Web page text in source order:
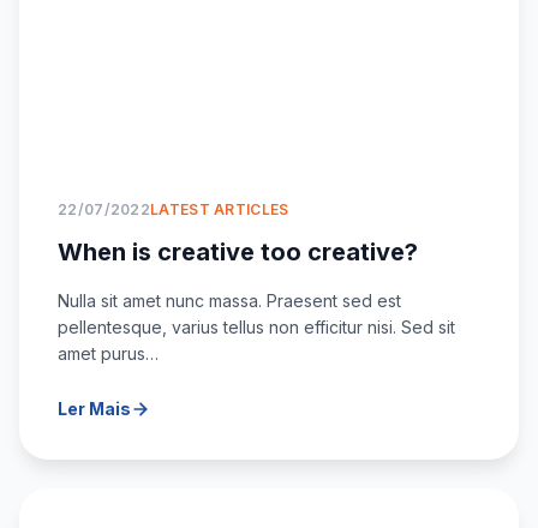
22/07/2022LATEST ARTICLES
When is creative too creative?
Nulla sit amet nunc massa. Praesent sed est
pellentesque, varius tellus non efficitur nisi. Sed sit
amet purus…
Ler Mais